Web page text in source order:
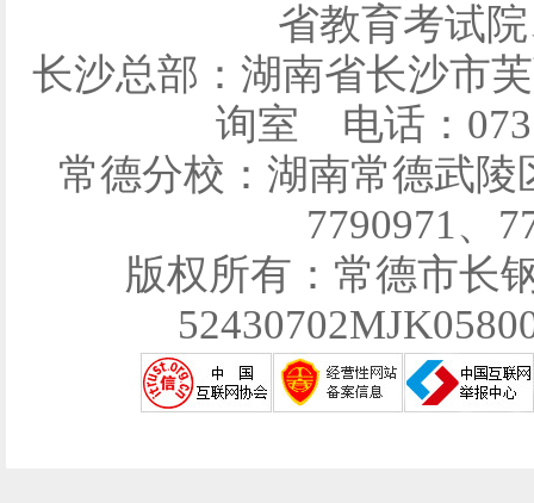
省教育考试
长沙总部：湖南省长沙市
询室 电话：
常德分校：湖南常德武
7790971、
版权所有：常德市